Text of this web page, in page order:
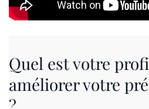
Quel est votre
améliorer votre